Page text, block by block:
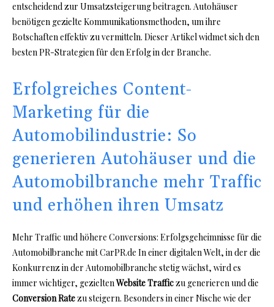
entscheidend zur Umsatzsteigerung beitragen. Autohäuser
benötigen gezielte Kommunikationsmethoden, um ihre
Botschaften effektiv zu vermitteln. Dieser Artikel widmet sich den
besten PR-Strategien für den Erfolg in der Branche.
Erfolgreiches Content-
Marketing für die
Automobilindustrie: So
generieren Autohäuser und die
Automobilbranche mehr Traffic
und erhöhen ihren Umsatz
Mehr Traffic und höhere Conversions: Erfolgsgeheimnisse für die
Automobilbranche mit CarPR.de In einer digitalen Welt, in der die
Konkurrenz in der Automobilbranche stetig wächst, wird es
immer wichtiger, gezieltenWebsite Trafficzu generieren und die
Conversion Ratezu steigern. Besonders in einer Nische wie der